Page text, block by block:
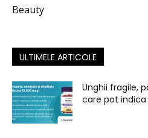
Beauty
ULTIMELE ARTICOLE
Unghii fragile,
care pot indica